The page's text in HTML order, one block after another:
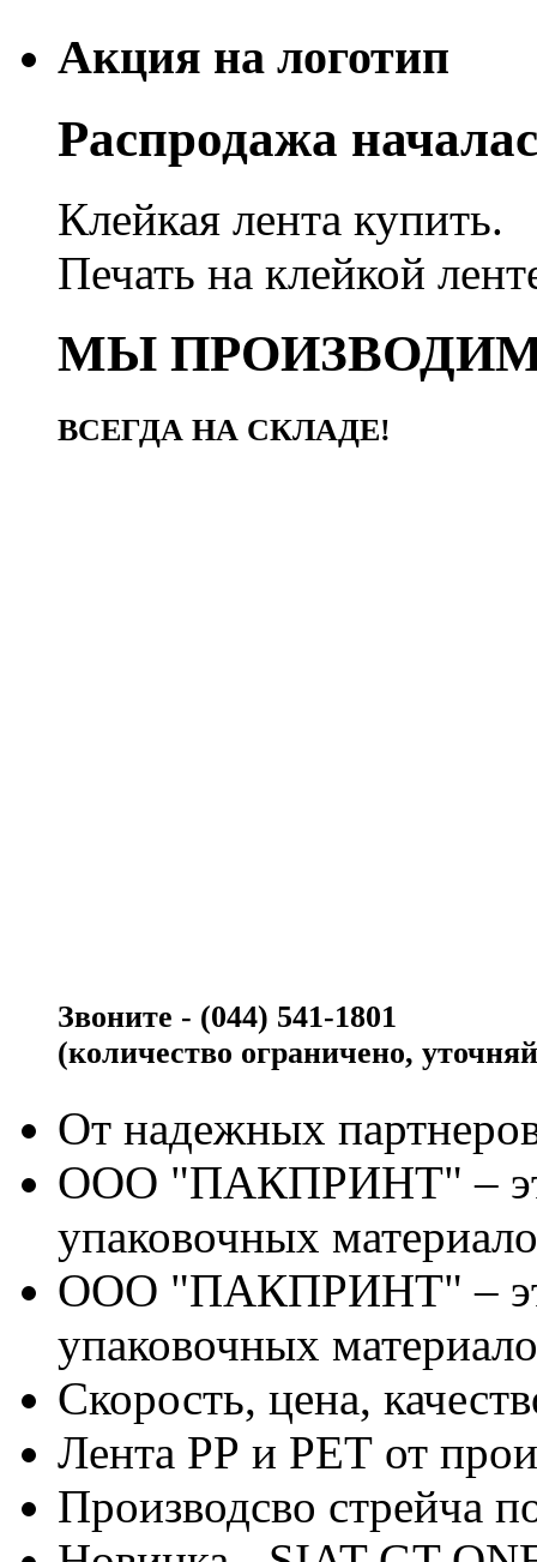
Акция на логотип
Распродажа
Клейкая лента купить.
Печать на клейкой
МЫ
ВСЕГДА НА СКЛАДЕ!
Звоните - (044) 541-1801
(количество ограничено,
От надежных
ООО "ПАКПРИНТ" –
упаковочных
ООО "ПАКПРИНТ" –
упаковочных
Скорость, цена,
Лента РР и РЕТ от
Производсво стрейча